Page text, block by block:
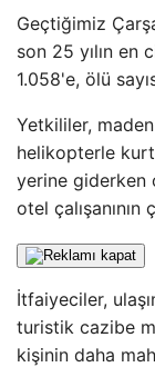
Geçtiğimiz
son 25 yılın en
1.058'e, ölü
Yetkililer,
helikopterle
yerine giderken
otel
İtfaiyeciler,
turistik cazibe
kişinin daha